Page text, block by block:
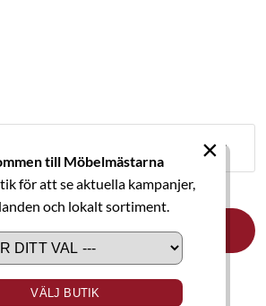
till Möbelmästarna
för att se aktuella kampanjer,
och lokalt sortiment.
VÄLJ BUTIK
×
LÄGG I VARUKORGEN
veckor